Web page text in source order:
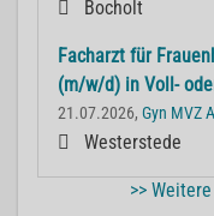
Bocholt
Facharzt für
(m/w/d) in Voll-
21.07.2026, Gyn MVZ
Westerstede
>>